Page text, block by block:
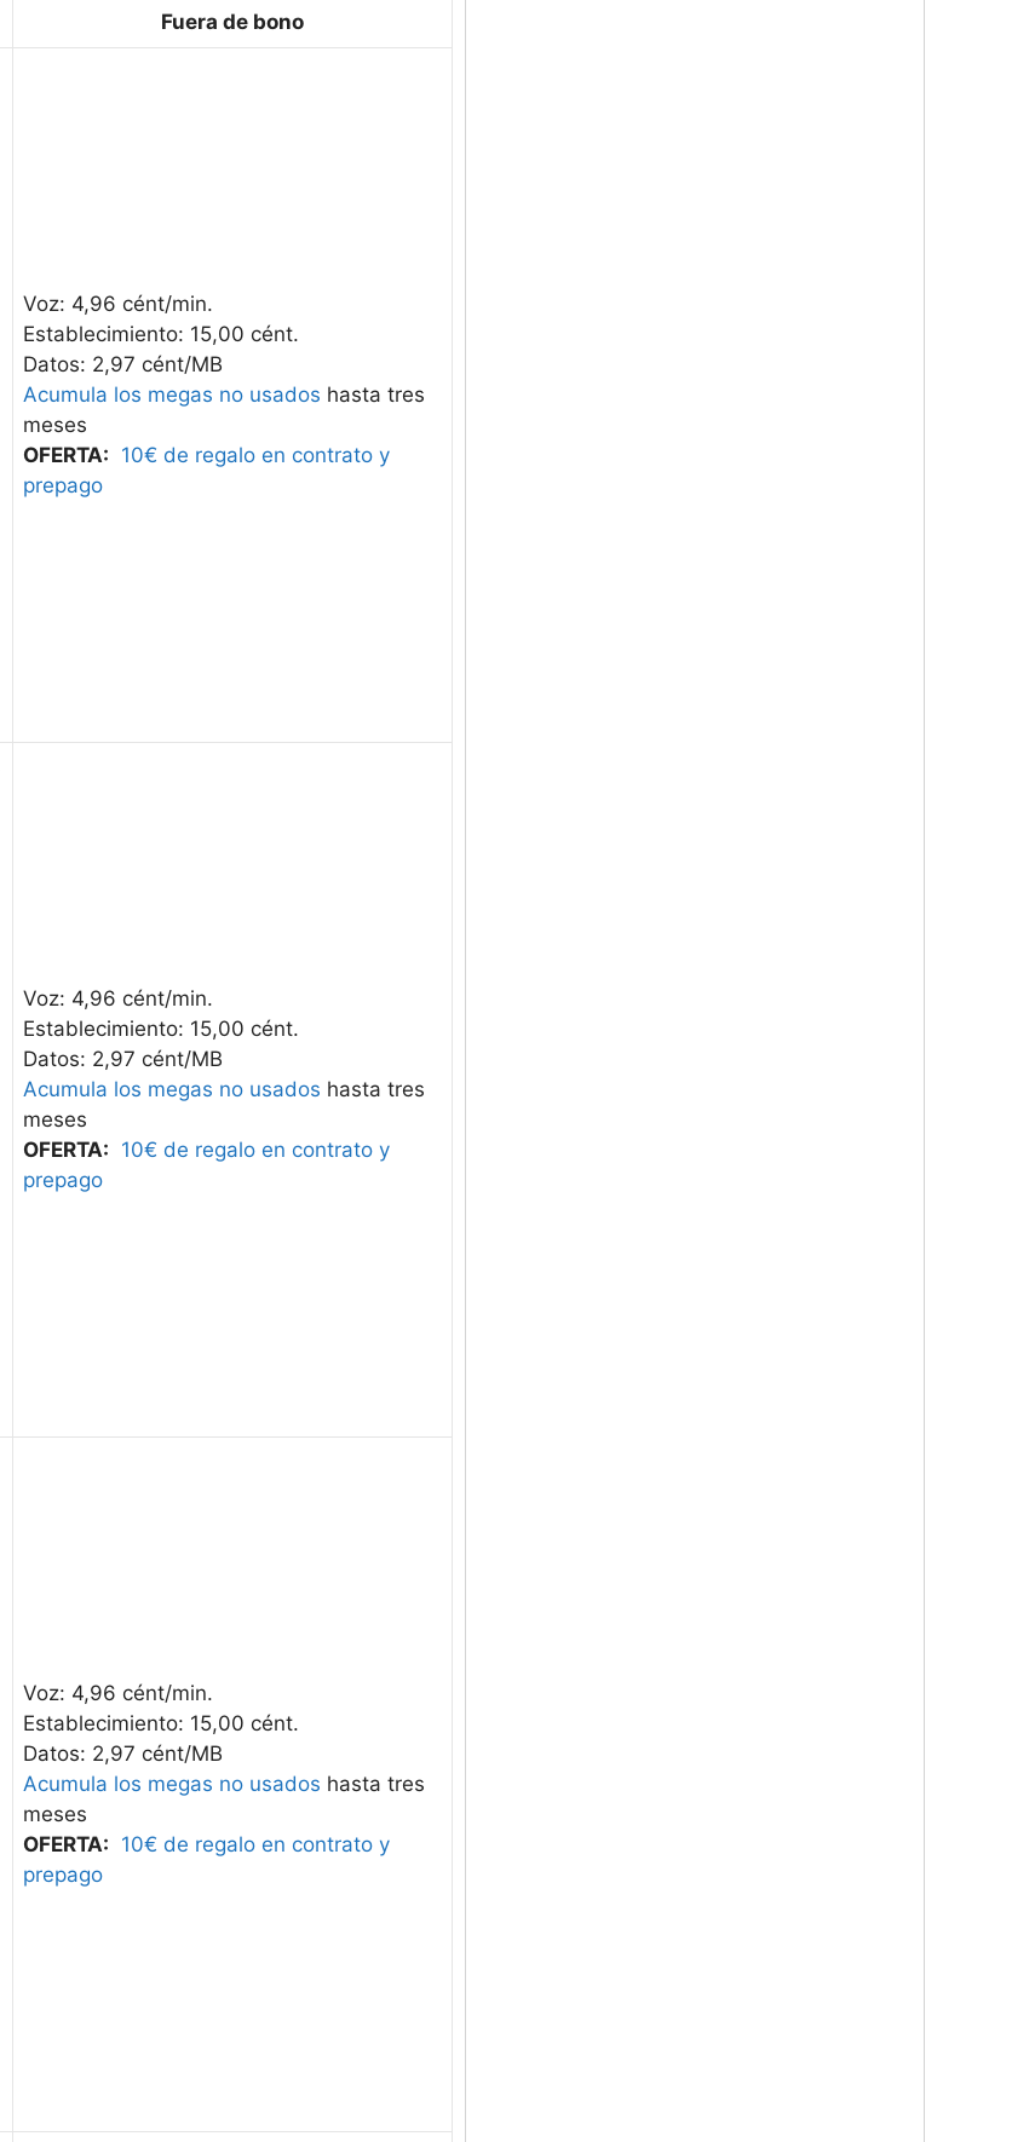
Fuera de bono
Voz: 4,96 cént/min.
Establecimiento: 15,00 cént.
Datos: 2,97 cént/MB
Acumula los megas no usados hasta tres
meses
OFERTA: 10€ de regalo en contrato y
prepago
Voz: 4,96 cént/min.
Establecimiento: 15,00 cént.
Datos: 2,97 cént/MB
Acumula los megas no usados hasta tres
meses
OFERTA: 10€ de regalo en contrato y
prepago
Voz: 4,96 cént/min.
Establecimiento: 15,00 cént.
Datos: 2,97 cént/MB
Acumula los megas no usados hasta tres
meses
OFERTA: 10€ de regalo en contrato y
prepago